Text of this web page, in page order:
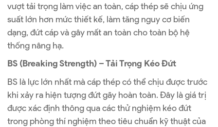
vượt tải trọng làm việc an toàn, cáp thép sẽ chịu ứng
suất lớn hơn mức thiết kế, làm tăng nguy cơ biến
dạng, đứt cáp và gây mất an toàn cho toàn bộ hệ
thống nâng hạ.
BS (Breaking Strength) – Tải Trọng Kéo Đứt
BS là lực lớn nhất mà cáp thép có thể chịu được trước
khi xảy ra hiện tượng đứt gãy hoàn toàn. Đây là giá trị
được xác định thông qua các thử nghiệm kéo đứt
trong phòng thí nghiệm theo tiêu chuẩn kỹ thuật của